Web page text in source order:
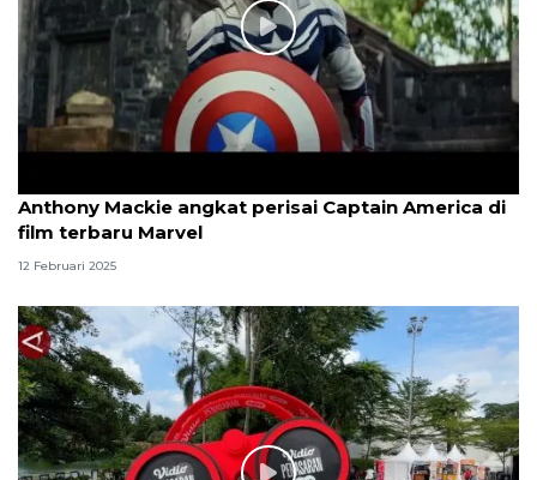
Anthony Mackie angkat perisai Captain America di
film terbaru Marvel
12 Februari 2025